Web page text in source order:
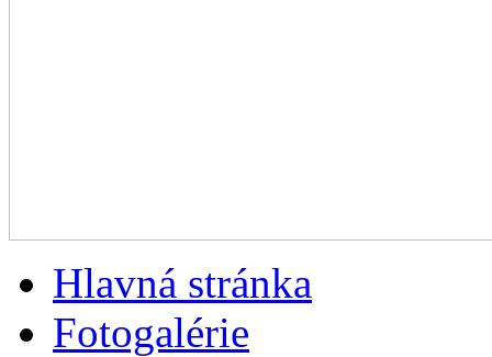
Hlavná stránka
Fotogalérie